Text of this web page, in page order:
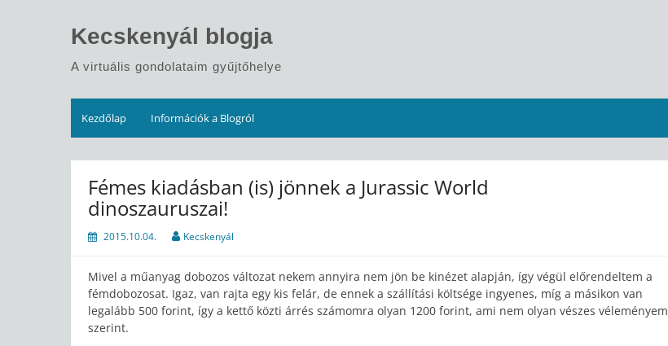
Kecskenyál blogja
A virtuális gondolataim gyűjtőhelye
Kezdőlap Információk a Blogról
Fémes kiadásban (is) jönnek a Jurassic World
dinoszauruszai!
2015.10.04. Kecskenyál
Mivel a műanyag dobozos változat nekem annyira nem jön be kinézet alapján, így végül előrendeltem a
fémdobozosat. Igaz, van rajta egy kis felár, de ennek a szállítási költsége ingyenes, míg a másikon van
legalább 500 forint, így a kettő közti árrés számomra olyan 1200 forint, ami nem olyan vészes véleményem
szerint.